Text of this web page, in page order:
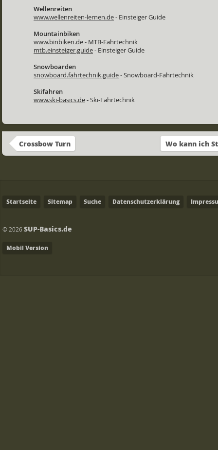
Wellenreiten
www.wellenreiten-lernen.de- Einsteiger Guide
Mountainbiken
www.binbiken.de- MTB-Fahrtechnik
mtb.einsteiger.guide- Einsteiger Guide
Snowboarden
snowboard.fahrtechnik.guide- Snowboard-Fahrtechnik
Skifahren
www.ski-basics.de- Ski-Fahrtechnik
Crossbow Turn Wo kann ich
Startseite Sitemap Suche Datenschutzerklärung
© 2026SUP-Basics.de
Mobil Version